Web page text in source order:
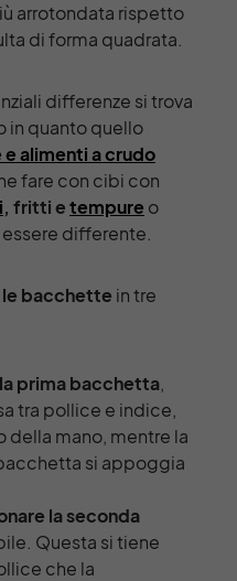
arrotondata rispetto
di forma quadrata.
differenze si trova
in quanto quello
e alimenti a crudo
fare con cibi con
, fritti etempure o
differente.
bacchette in tre
prima bacchetta
tra pollice e indice,
della mano, mentre la
si appoggia
la seconda
Questa si tiene
che la